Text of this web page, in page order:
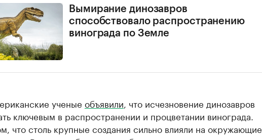
Вымирание динозавров
способствовало распространению
винограда по Земле
ученые объявили , что исчезновение динозавров
ключевым в распространении и процветании винограда.
что столь крупные создания сильно влияли на окружающие